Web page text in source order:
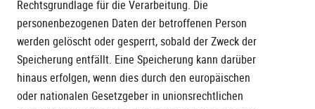
Rechtsgrundlage für die Verarbeitung. Die
personenbezogenen Daten der betroffenen Person
werden gelöscht oder gesperrt, sobald der Zweck der
Speicherung entfällt. Eine Speicherung kann darüber
hinaus erfolgen, wenn dies durch den europäischen
oder nationalen Gesetzgeber in unionsrechtlichen